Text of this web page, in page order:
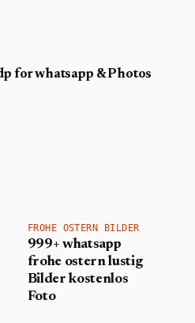
for whatsapp & Photos
FROHE OSTERN BILDER
999+ whatsapp
frohe ostern lustig
Bilder kostenlos
Foto